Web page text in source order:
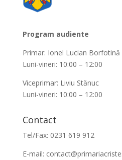
Program audiente
Primar: Ionel Lucian Borfotină
Luni-vineri: 10:00 – 12:00
Viceprimar: Liviu Stănuc
Luni-vineri: 10:00 – 12:00
Contact
Tel/Fax: 0231 619 912
E-mail: